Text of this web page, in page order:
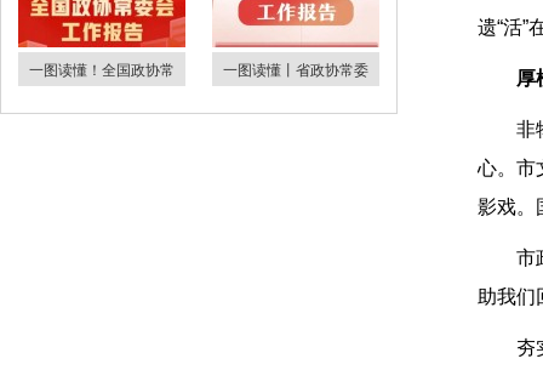
一图读懂！全国政协常 一图读懂丨省政协常委
遗“活”
厚
非
心。市
影戏。
市
助我们
夯